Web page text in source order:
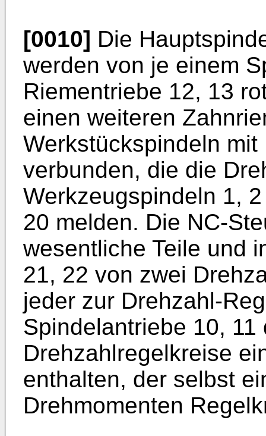
[0010] Die
werden von je einem
Riementriebe 12, 13
einen weiteren
Werkstückspindeln
verbunden, die die
Werkzeugspindeln 1,
20 melden. Die NC-
wesentliche Teile und
21, 22 von zwei
jeder zur Drehzahl-
Spindelantriebe 10,
Drehzahlregelkreise
enthalten, der selbst
Drehmomenten